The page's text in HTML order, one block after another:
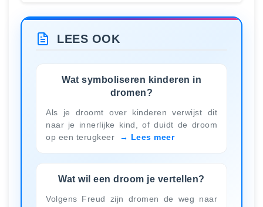
LEES OOK
Wat symboliseren kinderen in
dromen?
Als je droomt over kinderen verwijst dit
naar je innerlijke kind, of duidt de droom
op een terugkeer
Lees meer
Wat wil een droom je vertellen?
Volgens Freud zijn dromen de weg naar